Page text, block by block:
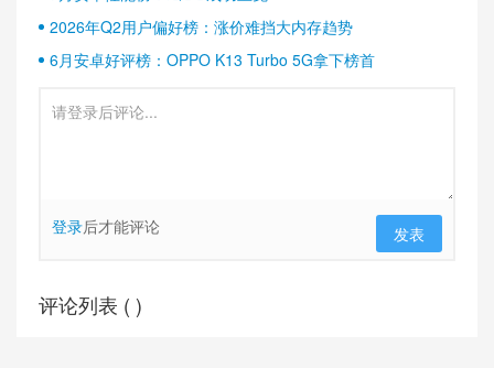
2026年Q2用户偏好榜：涨价难挡大内存趋势
6月安卓好评榜：OPPO K13 Turbo 5G拿下榜首
登录后才能评论 发表
评论列表 ( )